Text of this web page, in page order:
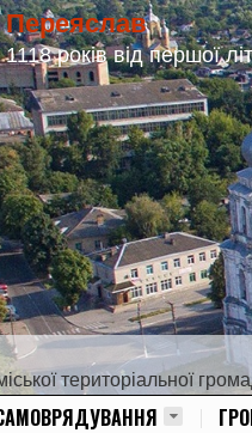
Переяслав
1118 років від першої
територіальної